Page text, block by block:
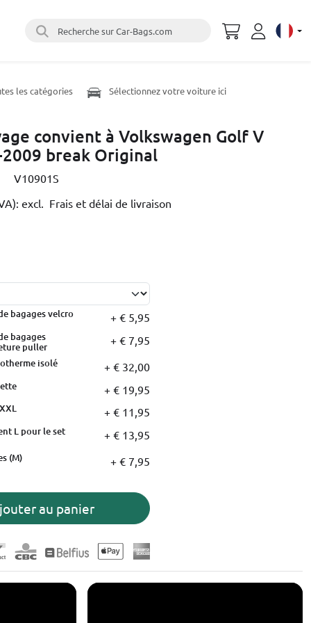
Recherche sur Car-Bags.com Select
les catégories Sélectionnez votre voiture ici
convient à Volkswagen Golf V
break Original
V10901S
excl. Frais et délai de livraison
bagages velcro + € 5,95
bagages
puller
+ € 7,95
isolé + € 32,00
+ € 19,95
+ € 11,95
L pour le set + € 13,95
(M) + € 7,95
au panier